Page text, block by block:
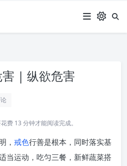
| 纵欲危害
费 13 分钟才能阅读完成。
， 戒色行善是根本，同时落实基
当运动，吃匀三餐，新鲜蔬菜搭